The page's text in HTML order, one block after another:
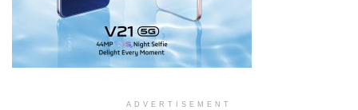
ADVERTISEMENT